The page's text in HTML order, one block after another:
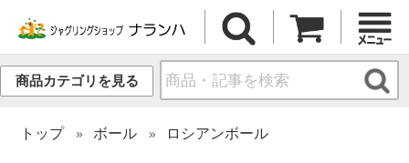
商品カテゴリを見る
トップ ボール ロシアンボール